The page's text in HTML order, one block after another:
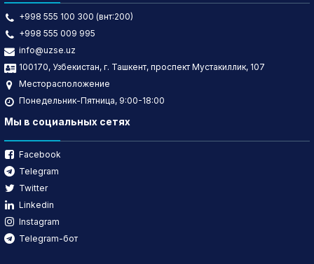
+998 555 100 300 (внт:200)
+998 555 009 995
info@uzse.uz
100170, Узбекистан, г. Ташкент, проспект Мустакиллик, 107
Месторасположение
Понедельник-Пятница, 9:00-18:00
Мы в социальных сетях
Facebook
Telegram
Twitter
Linkedin
Instagram
Telegram-бот